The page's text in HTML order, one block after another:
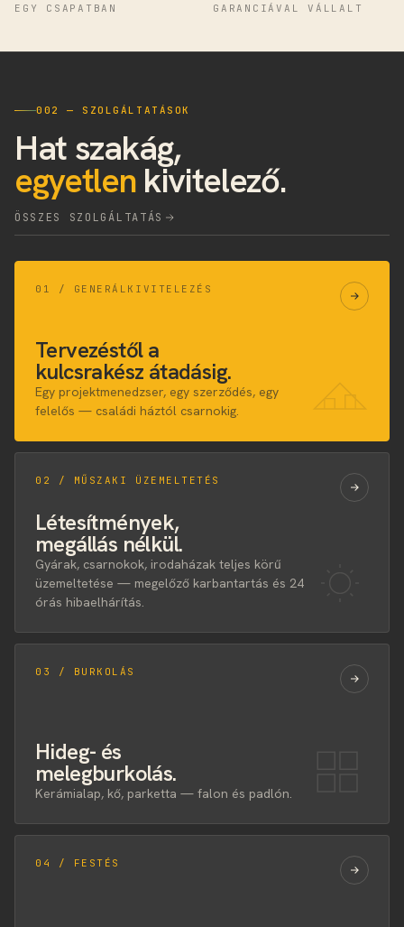
EGY CSAPATBAN GARANCIÁVAL VÁLLALT
002 — SZOLGÁLTATÁSOK
Hat szakág,
egyetlenkivitelező.
ÖSSZES SZOLGÁLTATÁS
01 / GENERÁLKIVITELEZÉS
Tervezéstől a
kulcsrakész átadásig.
Egy projektmenedzser, egy szerződés, egy
felelős — családi háztól csarnokig.
02 / MŰSZAKI ÜZEMELTETÉS
Létesítmények,
megállás nélkül.
Gyárak, csarnokok, irodaházak teljes körű
üzemeltetése — megelőző karbantartás és 24
órás hibaelhárítás.
03 / BURKOLÁS
Hideg- és
melegburkolás.
Kerámialap, kő, parketta — falon és padlón.
04 / FESTÉS